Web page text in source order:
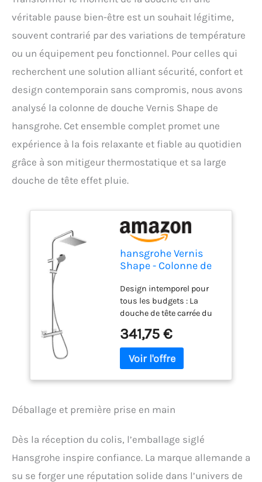
véritable pause bien-être est un souhait légitime,
souvent contrarié par des variations de température
ou un équipement peu fonctionnel. Pour celles qui
recherchent une solution alliant sécurité, confort et
design contemporain sans compromis, nous avons
analysé la colonne de douche Vernis Shape de
hansgrohe. Cet ensemble complet promet une
expérience à la fois relaxante et fiable au quotidien
grâce à son mitigeur thermostatique et sa large
douche de tête effet pluie.
hansgrohe Vernis
Shape - Colonne de
mitigeur
thermostatique,
douche pluie (230 x
170mm) avec
robinet, douchette,
support, flexible
douche, barre et
Design intemporel pour
tous les budgets : La
douche de tête carrée du
confort optimal et une
expérience agréable dans
la salle de bain Une
enveloppe le corps avec un
abondant (XXL
Performance) Confort
supplémentaire : Ce
mitigeur thermostatique
341,75 €
Déballage et première prise en main
Dès la réception du colis, l’emballage siglé
Hansgrohe inspire confiance. La marque allemande a
su se forger une réputation solide dans l’univers de